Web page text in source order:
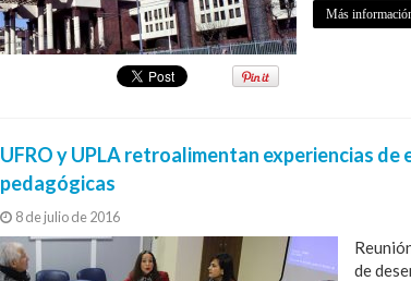
Más
UFRO y UPLA retroalimentan experiencias de
pedagógicas
8 de julio de 2016
de